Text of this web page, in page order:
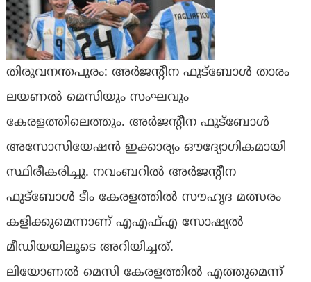
തിരുവനന്തപുരം: അർജൻ്റീന ഫുട്ബോൾ താരം
ലയണൽ മെസിയും സംഘവും
കേരളത്തിലെത്തും. അർജൻ്റീന ഫുട്ബോൾ
അസോസിയേഷൻ ഇക്കാര്യം ഔദ്യോഗികമായി
സ്ഥിരീകരിച്ചു. നവംബറില്‍ അർജൻ്റീന
ഫുട്‌ബോള്‍ ടീം കേരളത്തില്‍ സൗഹൃദ മത്സരം
കളിക്കുമെന്നാണ് എഎഫ്എ സോഷ്യൽ
മീഡിയയിലൂടെ അറിയിച്ചത്.
ലിയോണല്‍ മെസി കേരളത്തില്‍ എത്തുമെന്ന്